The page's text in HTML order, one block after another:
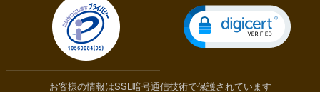
お客様の情報はSSL暗号通信技術で保護されています